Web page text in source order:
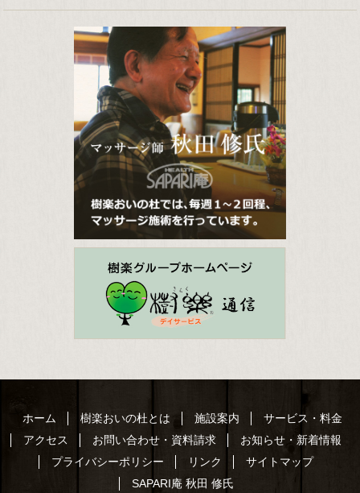
ホーム 樹楽おいの杜とは 施設案内
サービス・料金
アクセス
お問い合わせ・資料請求
お知らせ・新着情報
プライバシーポリシー
リンク
サイトマップ
SAPARI庵 秋田 修氏